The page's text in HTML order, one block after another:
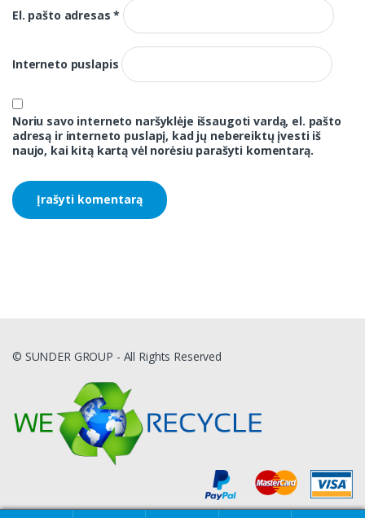
El. pašto adresas*
Interneto puslapis
Noriu savo interneto naršyklėje išsaugoti vardą, el. pašto
adresą ir interneto puslapį, kad jų nebereiktų įvesti iš
naujo, kai kitą kartą vėl norėsiu parašyti komentarą.
© SUNDER GROUP - All Rights Reserved